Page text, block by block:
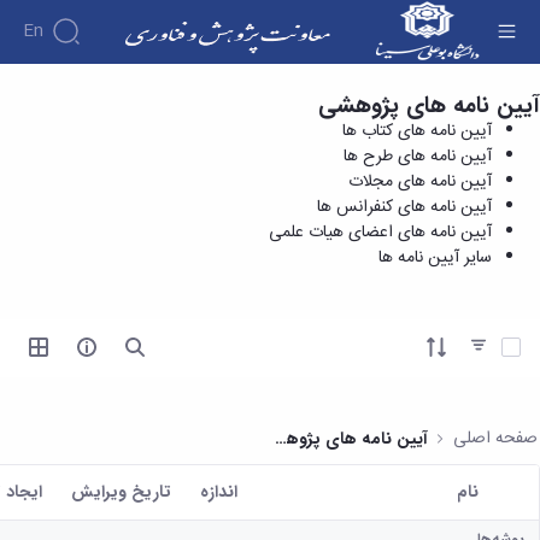
En
درباره
معاونت
درباره
معرفی
معاون
اهداف
و
قبلی
امور
پژوهشی
رئیس
کتابخانه
پژوهش
پژوهش
هفته
پژوهش
و
ها
های
تحقیقاتی
فناوری و
کارآفرینی
مدیریت
کارگروه‌ها
مدیریت‌ها
امور
پژوهشی
و
مرکز
اسناد
دفتر
کاربرگ
فرم
ها
آیین
های
سایر آیین نامه ها - معاونت پژوهش و فناوری
آیین نامه های پژوهشی
آیین نامه های کتاب ها
آیین نامه های طرح ها
آیین نامه های مجلات
آیین نامه های کنفرانس ها
آیین نامه های اعضای هیات علمی
سایر آیین نامه ها
آیتم ها را انتخاب کنید
صفحه اصلی آیین نامه های پژوهشی
کاربر انتخاب شده
نام اندازه تاریخ ویرایش